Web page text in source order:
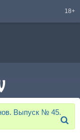
18+
Выпуск № 45.